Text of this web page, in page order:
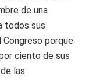
de una
todos sus
porque
ciento de sus
las